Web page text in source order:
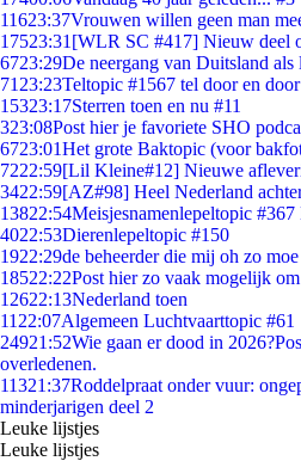
11623:37Vrouwen willen geen man
17523:31 [WLR SC #417] Nieuw deel
6723:29De neergang van Duitsland
71 23:23Teltopic #1567 tel door en
15323:17Sterren toen en nu #11
323:08Post hier je favoriete SHO
6723:01Het grote Baktopic (voor
7222:59[Lil Kleine#12] Nieuwe
3422:59[AZ#98] Heel Nederland
13822:54Meisjesnamenlepeltopic
4022:53Dierenlepeltopic #150
1922:29de beheerder die mij oh zo
18522:22Post hier zo vaak mogelijk
12622:13Nederland toen
11 22:07Algemeen Luchtvaarttopic #61
24921:52Wie gaan er dood in
overledenen.
11321:37Roddelpraat onder vuur:
minderjarigen deel 2
Leuke lijstjes
Leuke lijstjes